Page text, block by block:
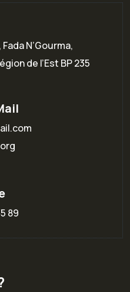
N’Gourma,
de l’Est BP 235
89